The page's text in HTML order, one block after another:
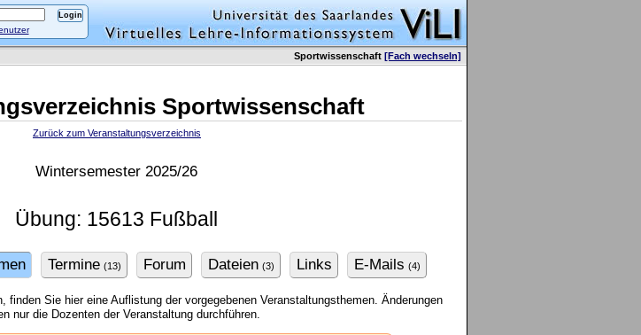
Sportwissenschaft [Fach wechseln]
Sportwissenschaft
Zurück zum Veranstaltungsverzeichnis
Wintersemester 2025/26
Übung: 15613 Fußball
Termine (13) Forum Dateien (3) Links E-Mails (4)
finden Sie hier eine Auflistung der vorgegebenen Veranstaltungsthemen. Änderungen
nur die Dozenten der Veranstaltung durchführen.